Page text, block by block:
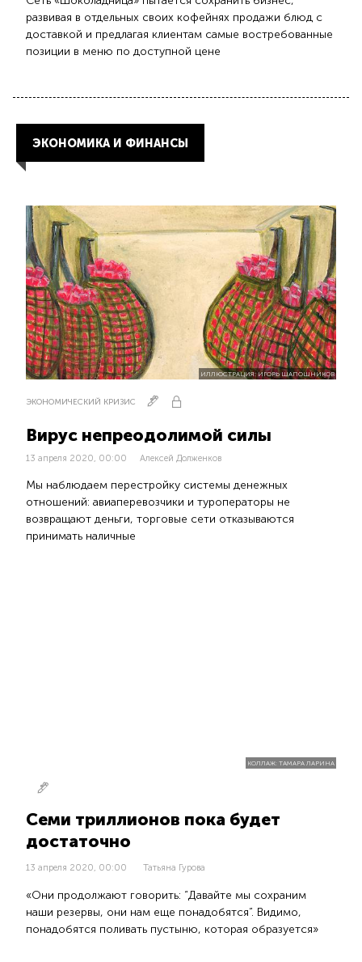
развивая в отдельных своих кофейнях продажи блюд с
доставкой и предлагая клиентам самые востребованные
позиции в меню по доступной цене
ЭКОНОМИКА И ФИНАНСЫ
ЭКОНОМИЧЕСКИЙ КРИЗИС
Вирус непреодолимой силы
13 апреля 2020, 00:00 Алексей Долженков
Мы наблюдаем перестройку системы денежных
отношений: авиаперевозчики и туроператоры не
возвращают деньги, торговые сети отказываются
принимать наличные
ИЛЛЮСТРАЦИЯ: ИГОРЬ ШАПОШНИКОВ
КОЛЛАЖ: ТАМАРА ЛАРИНА
Семи триллионов пока будет
достаточно
13 апреля 2020, 00:00 Татьяна Гурова
«Они продолжают говорить: “Давайте мы сохраним
наши резервы, они нам еще понадобятся”. Видимо,
понадобятся поливать пустыню, которая образуется»